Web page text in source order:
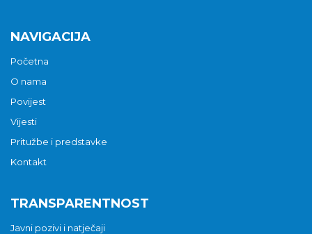
NAVIGACIJA
Početna
O nama
Povijest
Vijesti
Pritužbe i predstavke
Kontakt
TRANSPARENTNOST
Javni pozivi i natječaji